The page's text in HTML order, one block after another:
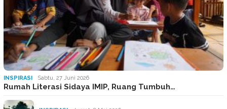
INSPIRASI Sabtu, 27 Juni 2026
Rumah Literasi Sidaya IMIP, Ruang Tumbuh…